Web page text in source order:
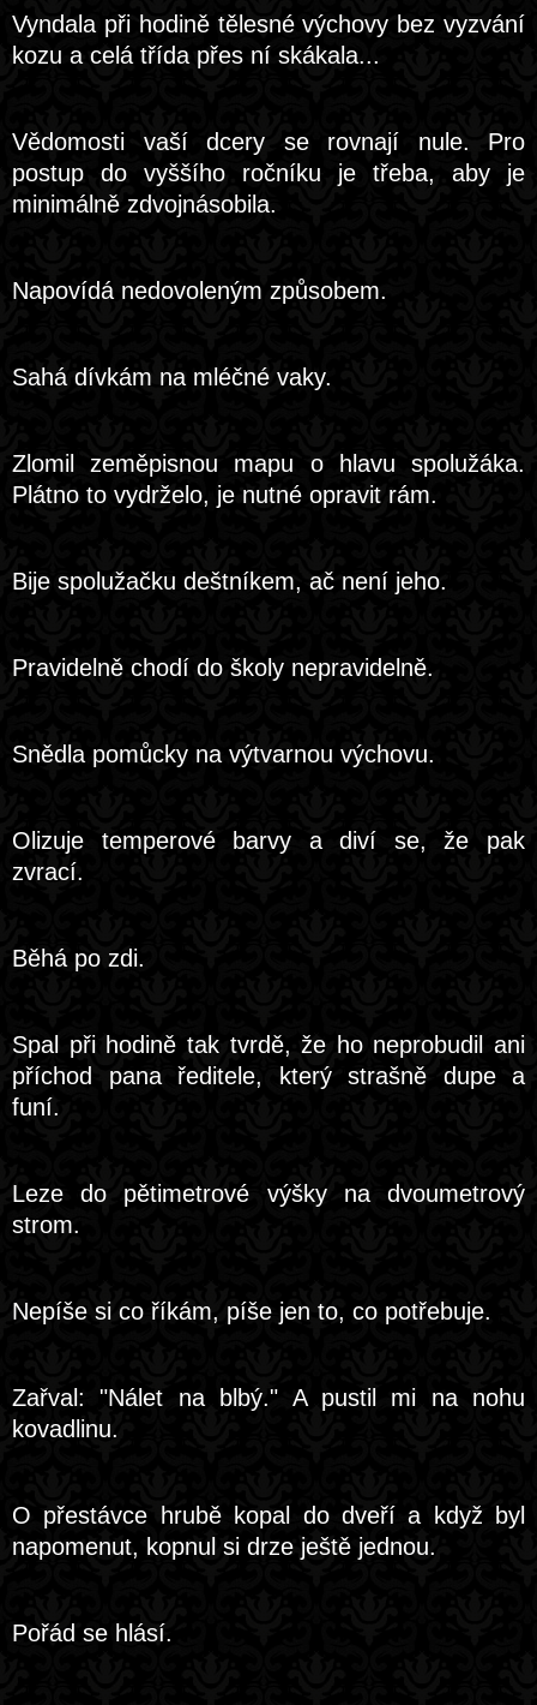
Vyndala při hodině tělesné výchovy bez vyzvání
kozu a celá třída přes ní skákala...
Vědomosti vaší dcery se rovnají nule. Pro
postup do vyššího ročníku je třeba, aby je
minimálně zdvojnásobila.
Napovídá nedovoleným způsobem.
Sahá dívkám na mléčné vaky.
Zlomil zeměpisnou mapu o hlavu spolužáka.
Plátno to vydrželo, je nutné opravit rám.
Bije spolužačku deštníkem, ač není jeho.
Pravidelně chodí do školy nepravidelně.
Snědla pomůcky na výtvarnou výchovu.
Olizuje temperové barvy a diví se, že pak
zvrací.
Běhá po zdi.
Spal při hodině tak tvrdě, že ho neprobudil ani
příchod pana ředitele, který strašně dupe a
funí.
Leze do pětimetrové výšky na dvoumetrový
strom.
Nepíše si co říkám, píše jen to, co potřebuje.
Zařval: "Nálet na blbý." A pustil mi na nohu
kovadlinu.
O přestávce hrubě kopal do dveří a když byl
napomenut, kopnul si drze ještě jednou.
Pořád se hlásí.